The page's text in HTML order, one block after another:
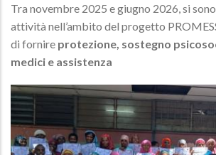
Tra novembre 2025 e giugno 2026, si
attività nell’ambito del progetto
di fornire protezione, sostegno
medici e assistenza